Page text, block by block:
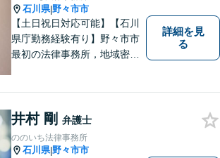
石川県|野々市市
【土日祝日対応可能】【石川
県庁勤務経験有り】野々市市
最初の法律事務所，地域密着
詳細を見
る
井村 剛 弁護士
ののいち法律事務所
石川県|野々市市